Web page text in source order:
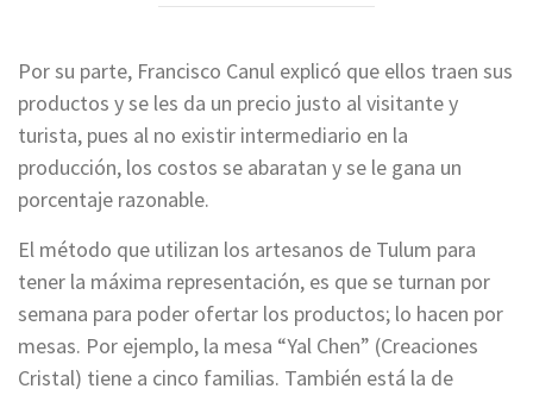
Por su parte, Francisco Canul explicó que ellos traen sus
productos y se les da un precio justo al visitante y
turista, pues al no existir intermediario en la
producción, los costos se abaratan y se le gana un
porcentaje razonable.
El método que utilizan los artesanos de Tulum para
tener la máxima representación, es que se turnan por
semana para poder ofertar los productos; lo hacen por
mesas. Por ejemplo, la mesa “Yal Chen” (Creaciones
Cristal) tiene a cinco familias. También está la de